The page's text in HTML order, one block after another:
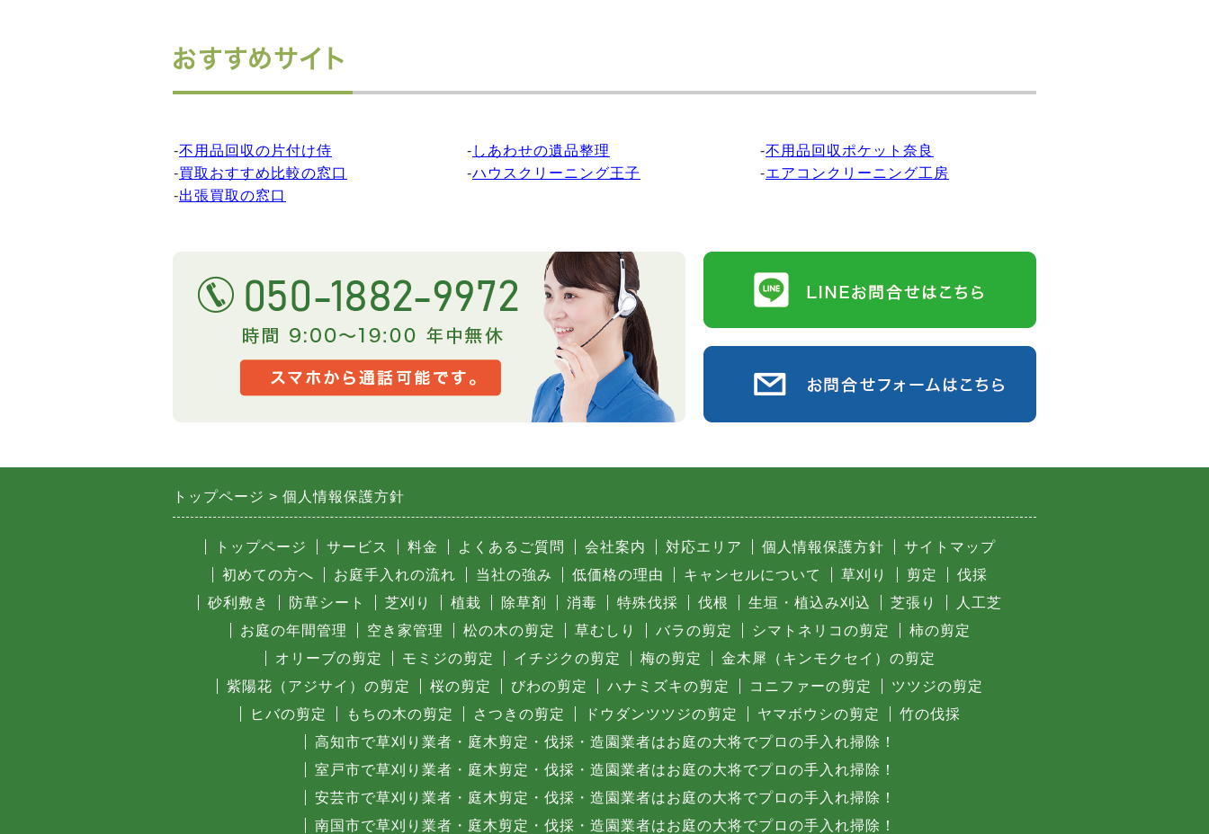
おすすめサイト
-不用品回収の片付け侍
-買取おすすめ比較の窓口
-出張買取の窓口
- しあわせの遺品整理
-ハウスクリーニング王子
-不用品回収ポケット奈良
-エアコンクリーニング工房
トップページ 個人情報保護方針
トップページ サービス 料金 よくあるご質問 会社案内 対応エリア 個人情報保護方針
サイトマップ
初めての方へ
お庭手入れの流れ 当社の強み 低価格の理由 キャンセルについて 草刈り 剪定
伐採
砂利敷き
防草シート 芝刈り 植栽 除草剤 消毒 特殊伐採 伐根 生垣・植込み刈込 芝張り
人工芝
お庭の年間管理
空き家管理 松の木の剪定 草むしり バラの剪定 シマトネリコの剪定
柿の剪定
オリーブの剪定
モミジの剪定 イチジクの剪定 梅の剪定
金木犀（キンモクセイ）の剪定
紫陽花（アジサイ）の剪定
桜の剪定 びわの剪定 ハナミズキの剪定 コニファーの剪定
ツツジの剪定
ヒバの剪定
もちの木の剪定 さつきの剪定 ドウダンツツジの剪定 ヤマボウシの剪定
竹の伐採
高知市で草刈り業者・庭木剪定・伐採・造園業者はお庭の大将でプロの手入れ掃除！
室戸市で草刈り業者・庭木剪定・伐採・造園業者はお庭の大将でプロの手入れ掃除！
安芸市で草刈り業者・庭木剪定・伐採・造園業者はお庭の大将でプロの手入れ掃除！
南国市で草刈り業者・庭木剪定・伐採・造園業者はお庭の大将でプロの手入れ掃除！